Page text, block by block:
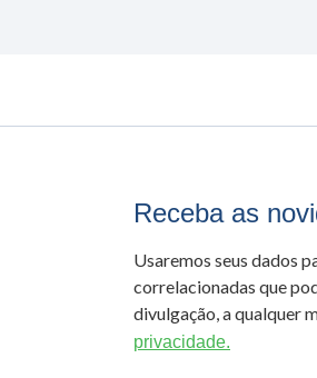
Receba as
Usaremos seus dados
correlacionadas que
divulgação, a qualquer
privacidade.